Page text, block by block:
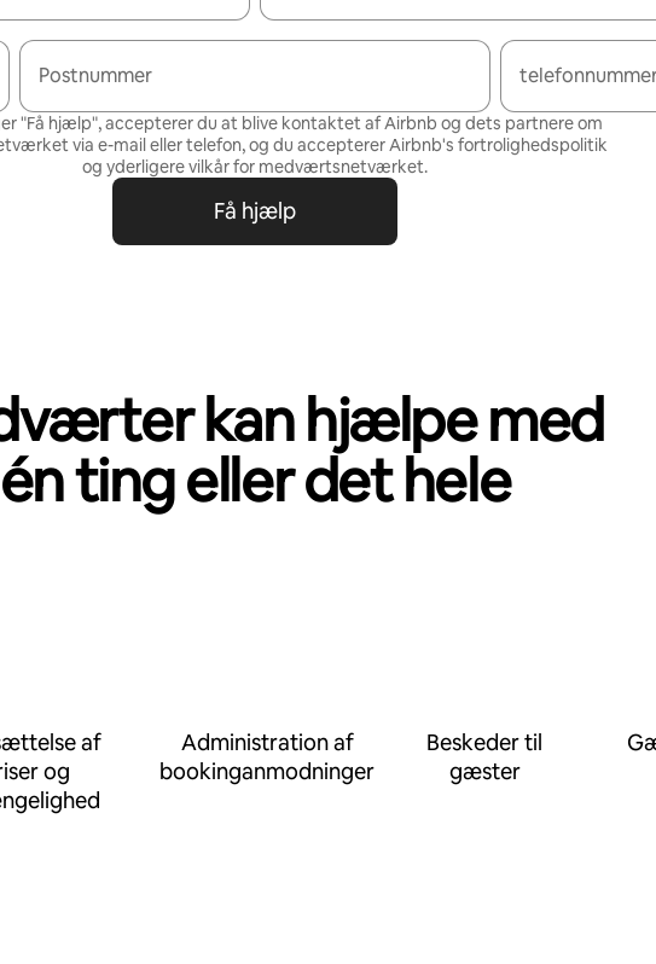
Postnummer
"Få hjælp", accepterer du at blive kontaktet af Airbnb og dets partnere om
via e-mail eller telefon, og du accepterer Airbnb's fortrolighedspolitik
og yderligere vilkår for medværtsnetværket.
Få hjælp
kan hjælpe med
én ting eller det hele
af
og
Administration af
bookinganmodninger
Beskeder til
gæster